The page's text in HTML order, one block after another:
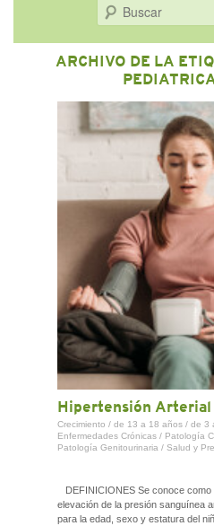
CUADRO
CONSULTAS
ARCHIVO DE LA
Hipertensión Arterial
Crecimiento / de 13 a 18 años / de 3
Enfermedades Crónicas / Patología
Patología Genitourinaria / Salud y
DEFINICIONES Se conoce como
elevación de la presión sanguínea
para la edad, sexo y estatura del